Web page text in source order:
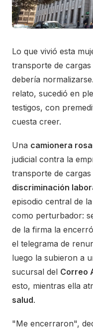
Lo que vivió esta
transporte de
debería
relato, sucedió en
testigos, con
cuesta creer.
Una camionera
judicial contra la
transporte de
discriminación
episodio central de
como perturbador:
de la firma la
el telegrama de
luego la subieron a
sucursal del Correo
esto, mientras ella
salud.
"Me encerraron",